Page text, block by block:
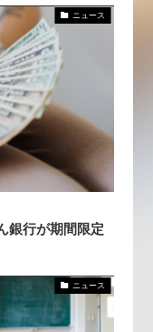
ニュース
銀行が期間限定
ニュース